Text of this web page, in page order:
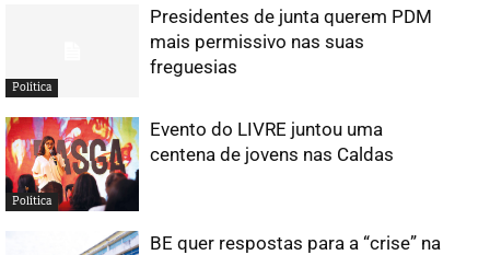
Política
Presidentes de junta querem PDM
mais permissivo nas suas
freguesias
Política
Evento do LIVRE juntou uma
centena de jovens nas Caldas
BE quer respostas para a “crise” na